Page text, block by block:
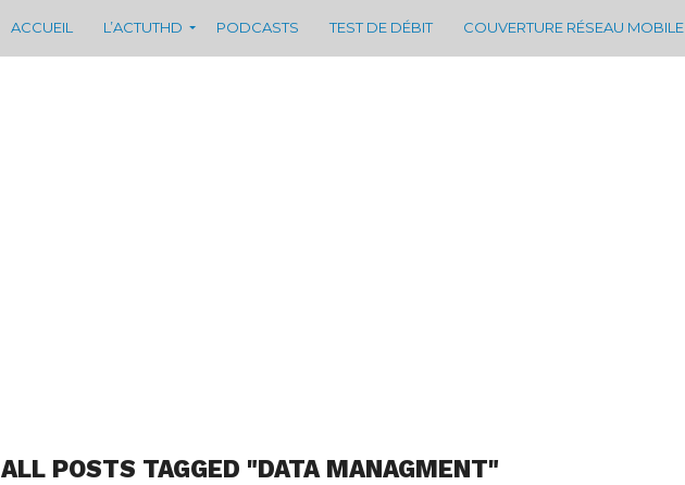
ACCUEIL L’ACTUTHD PODCASTS TEST DE DÉBIT COUVERTURE RÉSEAU MOBILE
ALL POSTS TAGGED "DATA MANAGMENT"